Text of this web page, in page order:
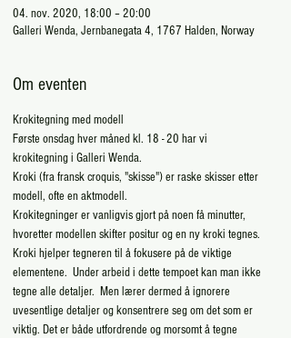
04. nov. 2020, 18:00 – 20:00
Galleri Wenda, Jernbanegata 4, 1767 Halden, Norway
Om eventen
Krokitegning med modell
Første onsdag hver måned kl. 18 - 20 har vi
krokitegning i Galleri Wenda.
Kroki (fra fransk croquis, "skisse") er raske skisser etter
modell, ofte en aktmodell.
Krokitegninger er vanligvis gjort på noen få minutter,
hvoretter modellen skifter positur og en ny kroki tegnes.
Kroki hjelper tegneren til å fokusere på de viktige
elementene.  Under arbeid i dette tempoet kan man ikke
tegne alle detaljer.  Men lærer dermed å ignorere
uvesentlige detaljer og konsentrere seg om det som er
viktig. Det er både utfordrende og morsomt å tegne